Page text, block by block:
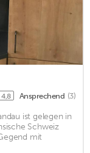
4,8 Ansprechend (3)
ist gelegen in
Schweiz
mit